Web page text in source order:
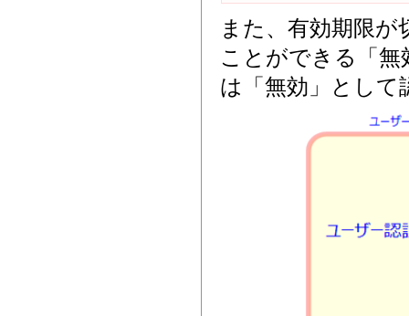
また、有効期限
ことができる「
は「無効」として